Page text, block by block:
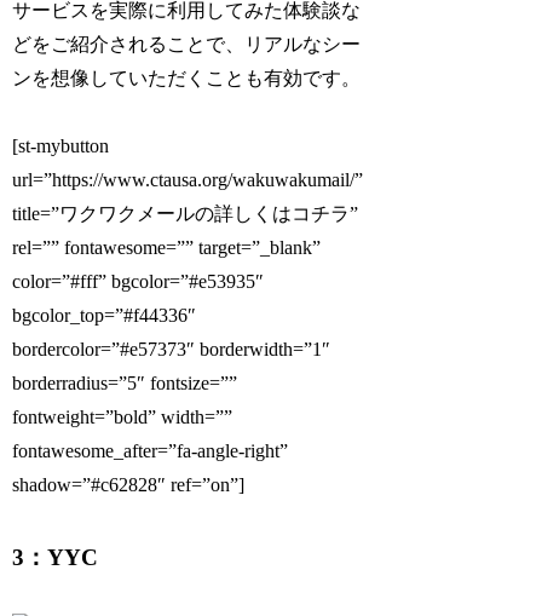
サービスを実際に利用してみた体験談な
どをご紹介されることで、リアルなシー
ンを想像していただくことも有効です。
[st-mybutton
url=”https://www.ctausa.org/wakuwakumail/”
title=”ワクワクメールの詳しくはコチラ”
rel=”” fontawesome=”” target=”_blank”
color=”#fff” bgcolor=”#e53935″
bgcolor_top=”#f44336″
bordercolor=”#e57373″ borderwidth=”1″
borderradius=”5″ fontsize=””
fontweight=”bold” width=””
fontawesome_after=”fa-angle-right”
shadow=”#c62828″ ref=”on”]
3：YYC